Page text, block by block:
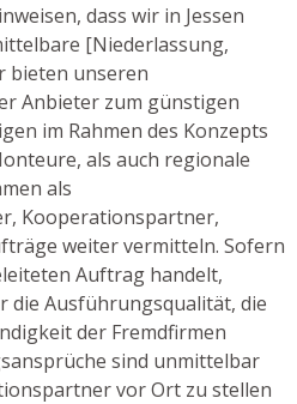
dass wir in Jessen
[Niederlassung,
bieten unseren
Anbieter zum günstigen
im Rahmen des Konzepts
als auch regionale
als
Kooperationspartner,
weiter vermitteln. Sofern
Auftrag handelt,
die Ausführungsqualität, die
der Fremdfirmen
sind unmittelbar
vor Ort zu stellen